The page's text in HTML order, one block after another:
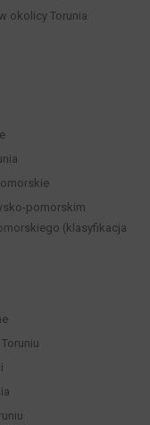
okolicy Torunia
pomorskim
(klasyfikacja